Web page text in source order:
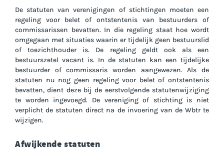
De statuten van verenigingen of stichtingen moeten een
regeling voor belet of ontstentenis van bestuurders of
commissarissen bevatten. In die regeling staat hoe wordt
omgegaan met situaties waarin er tijdelijk geen bestuurslid
of toezichthouder is. De regeling geldt ook als een
bestuurszetel vacant is. In de statuten kan een tijdelijke
bestuurder of commissaris worden aangewezen. Als de
statuten nu nog geen regeling voor belet of ontstentenis
bevatten, dient deze bij de eerstvolgende statutenwijziging
te worden ingevoegd. De vereniging of stichting is niet
verplicht de statuten direct na de invoering van de Wbtr te
wijzigen.
Afwijkende statuten